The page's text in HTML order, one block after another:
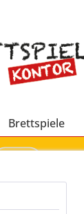
Brettspiele